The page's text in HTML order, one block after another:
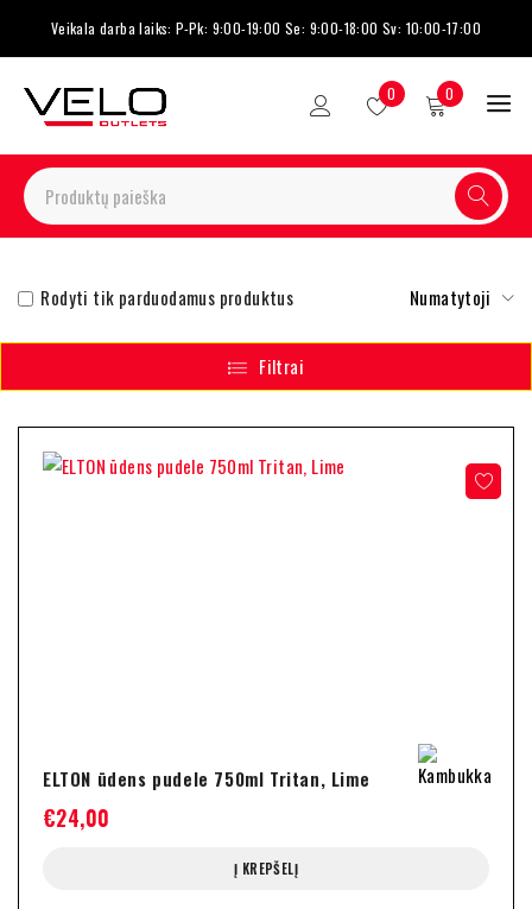
Veikala darba laiks: P-Pk: 9:00-19:00 Se: 9:00-18:00 Sv: 10:00-17:00
0 0
Numatytoji
Rodyti tik parduodamus produktus
Filtrai
ELTON ūdens pudele 750ml Tritan, Lime
€24,00
Į KREPŠELĮ